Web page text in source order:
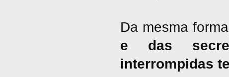
Da mesma
e das
interrompidas